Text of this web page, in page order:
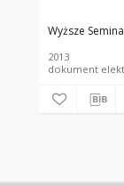
Wyższe
2013